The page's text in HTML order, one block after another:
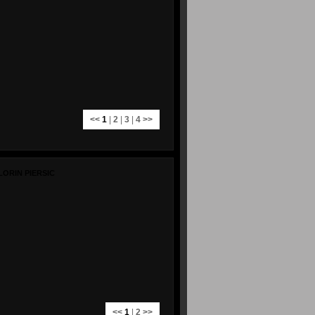
<< 1| 2| 3| 4 >>
<< 1| 2 >>